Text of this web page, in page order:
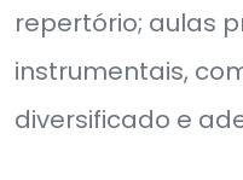
repertório; aulas
instrumentais,
diversificado e